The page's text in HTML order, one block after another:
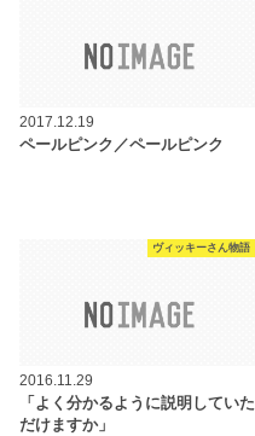
2017.12.19
ペールピンク／ペールピンク
ヴィッキーさん物語
2016.11.29
「よく分かるように説明していた
だけますか」